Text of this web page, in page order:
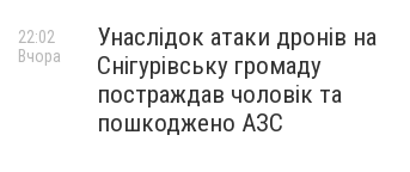
Унаслідок атаки дронів на
Снігурівську громаду
постраждав чоловік та
пошкоджено АЗС
22:02
Вчора